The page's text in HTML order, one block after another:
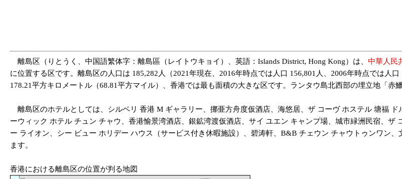
離島区（りとうく、中国語繁体字：離島區（レイトウキョイ）、英語：Islands District, Hong Kong）は、 中華人民
に位置する区です。離島区の人口は 185,282人（2021年現在、2016年時点では人口 156,801人、2006年時点では人
178.21平方キロメートル（68.81平方マイル）、香港では最も面積の大きな区です。ランタウ島北西部の埋立地「赤
離島区のホテルとしては、シルベリ 香港 M ギャラリー、挪亜方舟度仮酒店、海悠居、ザ コーヴ ホステル 塘福
ーウィック ホテル チュン チャウ、香港愉景湾酒店、銀鉱湾渡仮酒店、サイ ユエン キャンプ場、城市緑洲民宿、
ー ライオン、シー ビュー ホリデー ハウス（サービス付き休暇施設）、碧涛軒、B&B チェウン チャウトゥンワン
ます。
香港における離島区の位置が判る地図